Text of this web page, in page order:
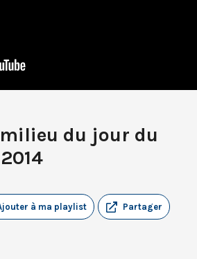
du jour du
Partager
à ma playlist